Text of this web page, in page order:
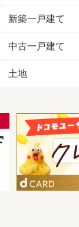
新築一戸建て
中古一戸建て
土地